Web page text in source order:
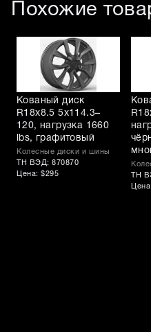
Похожие
Кованый диск
R18x8.5 5x114.3–
120, нагрузка 1660
lbs, графитовый
Колесные диски и шины
ТН ВЭД: 870870
Цена: $295
ТН